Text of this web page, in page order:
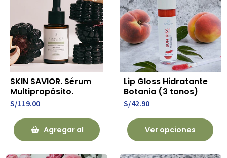
SKIN SAVIOR. Sérum
Multipropósito.
S/119.00
Agregar al
Carrito
Lip Gloss Hidratante
Botania (3 tonos)
S/42.90
Ver opciones